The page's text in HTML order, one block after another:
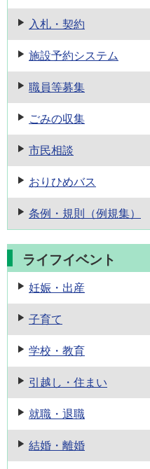
入札・契約
施設予約システム
職員等募集
ごみの収集
市民相談
おりひめバス
条例・規則 （例規集）
ライフイベント
妊娠・出産
子育て
学校・教育
引越し・住まい
就職・退職
結婚・離婚